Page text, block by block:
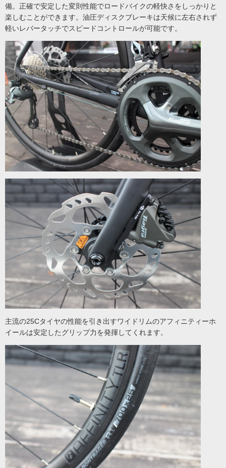
備。正確で安定した変則性能でロードバイクの軽快さをしっかりと
楽しむことができます。油圧ディスクブレーキは天候に左右されず
軽いレバータッチでスピードコントロールが可能です。
主流の25Cタイヤの性能を引き出すワイドリムのアフィニティーホ
イールは安定したグリップ力を発揮してくれます。